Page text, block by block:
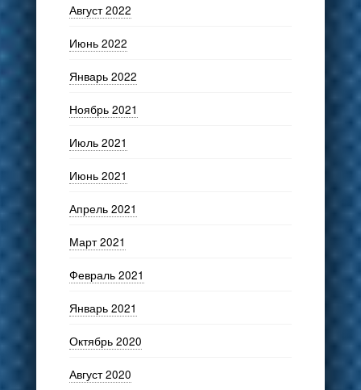
Август 2022
Июнь 2022
Январь 2022
Ноябрь 2021
Июль 2021
Июнь 2021
Апрель 2021
Март 2021
Февраль 2021
Январь 2021
Октябрь 2020
Август 2020